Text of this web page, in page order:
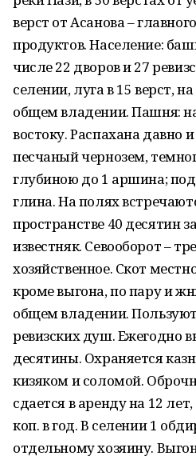
верст от Асанова –
продуктов. Население:
числе 22 дворов и 27
селении, луга в 15 верст,
общем владении. Пашня:
востоку. Распахана давно
песчаный чернозем,
глубиною до 1 аршина;
глина. На полях
пространстве 40 десятин
известняк. Севооборот –
хозяйственное. Скот
кроме выгона, по пару и
общем владении.
ревизских душ. Ежегодно
десятины. Охраняется
кизяком и соломой.
сдается в аренду на 12
коп. в год. В селении 1
отдельному хозяину.